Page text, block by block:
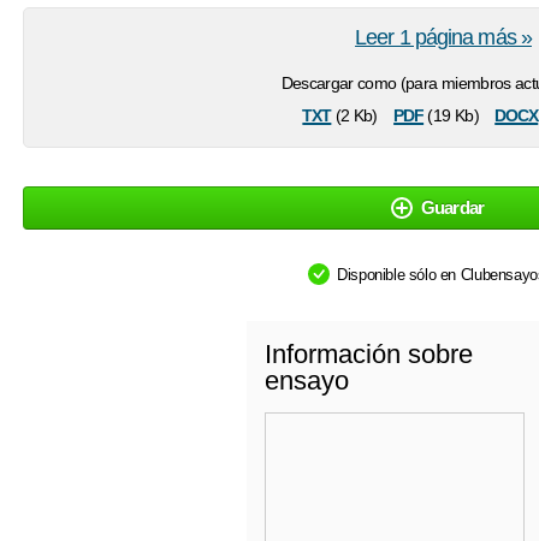
Descargar como (para miembros
txt(2 Kb) pdf(19 Kb) docx
Leer 1 página más »
Guardar
Disponible sólo en
Información sobre
ensayo